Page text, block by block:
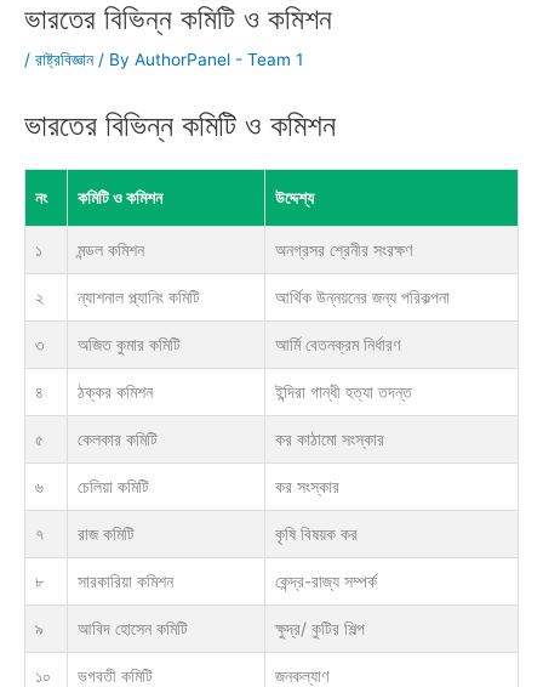
ভারতের বিভিন্ন কমিটি ও কমিশন
/ রাষ্ট্রবিজ্ঞান/ By AuthorPanel - Team 1
ভারতের বিভিন্ন কমিটি ও কমিশন
নং কমিটি ও কমিশন উদ্দেশ্য
১ মন্ডল কমিশন অনগ্রসর শ্রেনীর সংরক্ষণ
২ ন্যাশনাল প্ল্যানিং কমিটি আর্থিক উন্নয়নের জন্য পরিকল্পনা
৩ অজিত কুমার কমিটি আর্মি বেতনক্রম নির্ধারণ
৪ ঠক্কর কমিশন ইন্দিরা গান্ধী হত্যা তদন্ত
৫ কেলকার কমিটি কর কাঠামো সংস্কার
৬ চেলিয়া কমিটি কর সংস্কার
৭ রাজ কমিটি কৃষি বিষয়ক কর
৮ সারকারিয়া কমিশন কেন্দ্র-রাজ্য সম্পর্ক
৯ আবিদ হোসেন কমিটি ক্ষুদ্র/ কুটির শিল্প
১০ ভগবতী কমিটি জনকল্যাণ